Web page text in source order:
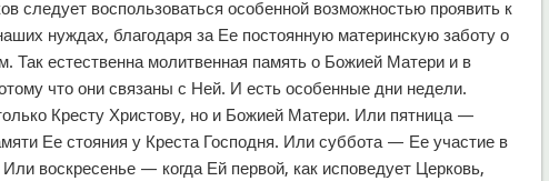
следует воспользоваться особенной возможностью проявить к
нуждах, благодаря за Ее постоянную материнскую заботу о
Так естественна молитвенная память о Божией Матери и в
что они связаны с Ней. И есть особенные дни недели.
Кресту Христову, но и Божией Матери. Или пятница —
Ее стояния у Креста Господня. Или суббота — Ее участие в
воскресенье — когда Ей первой, как исповедует Церковь,